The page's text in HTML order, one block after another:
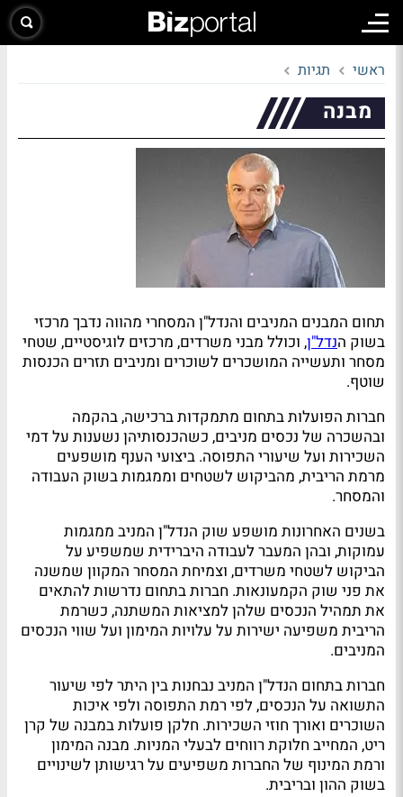
ראשי תגיות
מבנה
תחום המבנים המניבים והנדל"ן המסחרי מהווה נדבך מרכזי
בשוק הנדל"ן, וכולל מבני משרדים, מרכזים לוגיסטיים, שטחי
מסחר ותעשייה המושכרים לשוכרים ומניבים תזרים הכנסות
שוטף.
חברות הפועלות בתחום מתמקדות ברכישה, בהקמה
ובהשכרה של נכסים מניבים, כשהכנסותיהן נשענות על דמי
השכירות ועל שיעורי התפוסה. ביצועי הענף מושפעים
מרמת הריבית, מהביקוש לשטחים וממגמות בשוק העבודה
והמסחר.
בשנים האחרונות מושפע שוק הנדל"ן המניב ממגמות
עמוקות, ובהן המעבר לעבודה היברידית שמשפיע על
הביקוש לשטחי משרדים, וצמיחת המסחר המקוון שמשנה
את פני שוק הקמעונאות. חברות בתחום נדרשות להתאים
את תמהיל הנכסים שלהן למציאות המשתנה, כשרמת
הריבית משפיעה ישירות על עלויות המימון ועל שווי הנכסים
המניבים.
חברות בתחום הנדל"ן המניב נבחנות בין היתר לפי שיעור
התשואה על הנכסים, לפי רמת התפוסה ולפי איכות
השוכרים ואורך חוזי השכירות. חלקן פועלות במבנה של קרן
ריט, המחייב חלוקת רווחים לבעלי המניות. מבנה המימון
ורמת המינוף של החברות משפיעים על רגישותן לשינויים
בשוק ההון ובריבית.